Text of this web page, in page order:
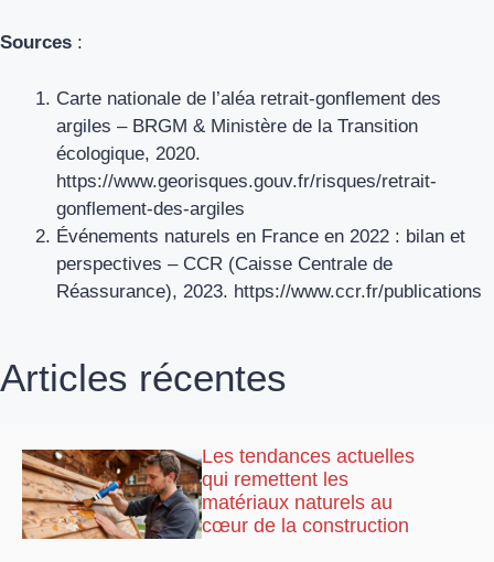
Sources :
Carte nationale de l’aléa retrait-gonflement des
argiles – BRGM & Ministère de la Transition
écologique, 2020.
https://www.georisques.gouv.fr/risques/retrait-
gonflement-des-argiles
Événements naturels en France en 2022 : bilan et
perspectives – CCR (Caisse Centrale de
Réassurance), 2023. https://www.ccr.fr/publications
Articles récentes
Les tendances actuelles
qui remettent les
matériaux naturels au
cœur de la construction